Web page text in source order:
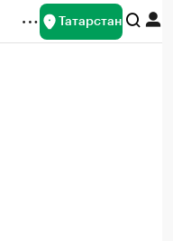
Татарстан